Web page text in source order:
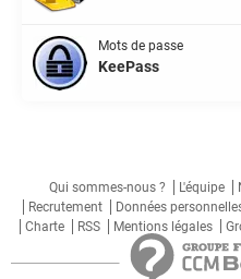
Mots de passe
KeePass
Qui sommes-nous ? L'équipe
Recrutement
Données
Charte
RSS Mentions légales